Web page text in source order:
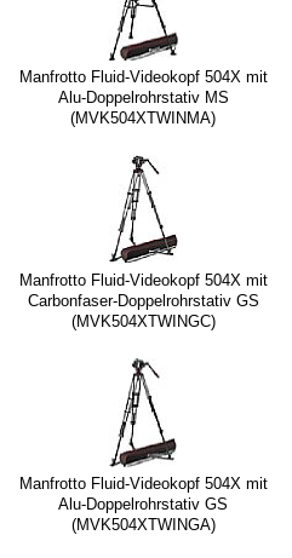
Manfrotto Fluid-Videokopf 504X mit
Alu-Doppelrohrstativ MS
(MVK504XTWINMA)
Manfrotto Fluid-Videokopf 504X mit
Carbonfaser-Doppelrohrstativ GS
(MVK504XTWINGC)
Manfrotto Fluid-Videokopf 504X mit
Alu-Doppelrohrstativ GS
(MVK504XTWINGA)